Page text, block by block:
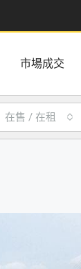
市場成交
在售 / 在租